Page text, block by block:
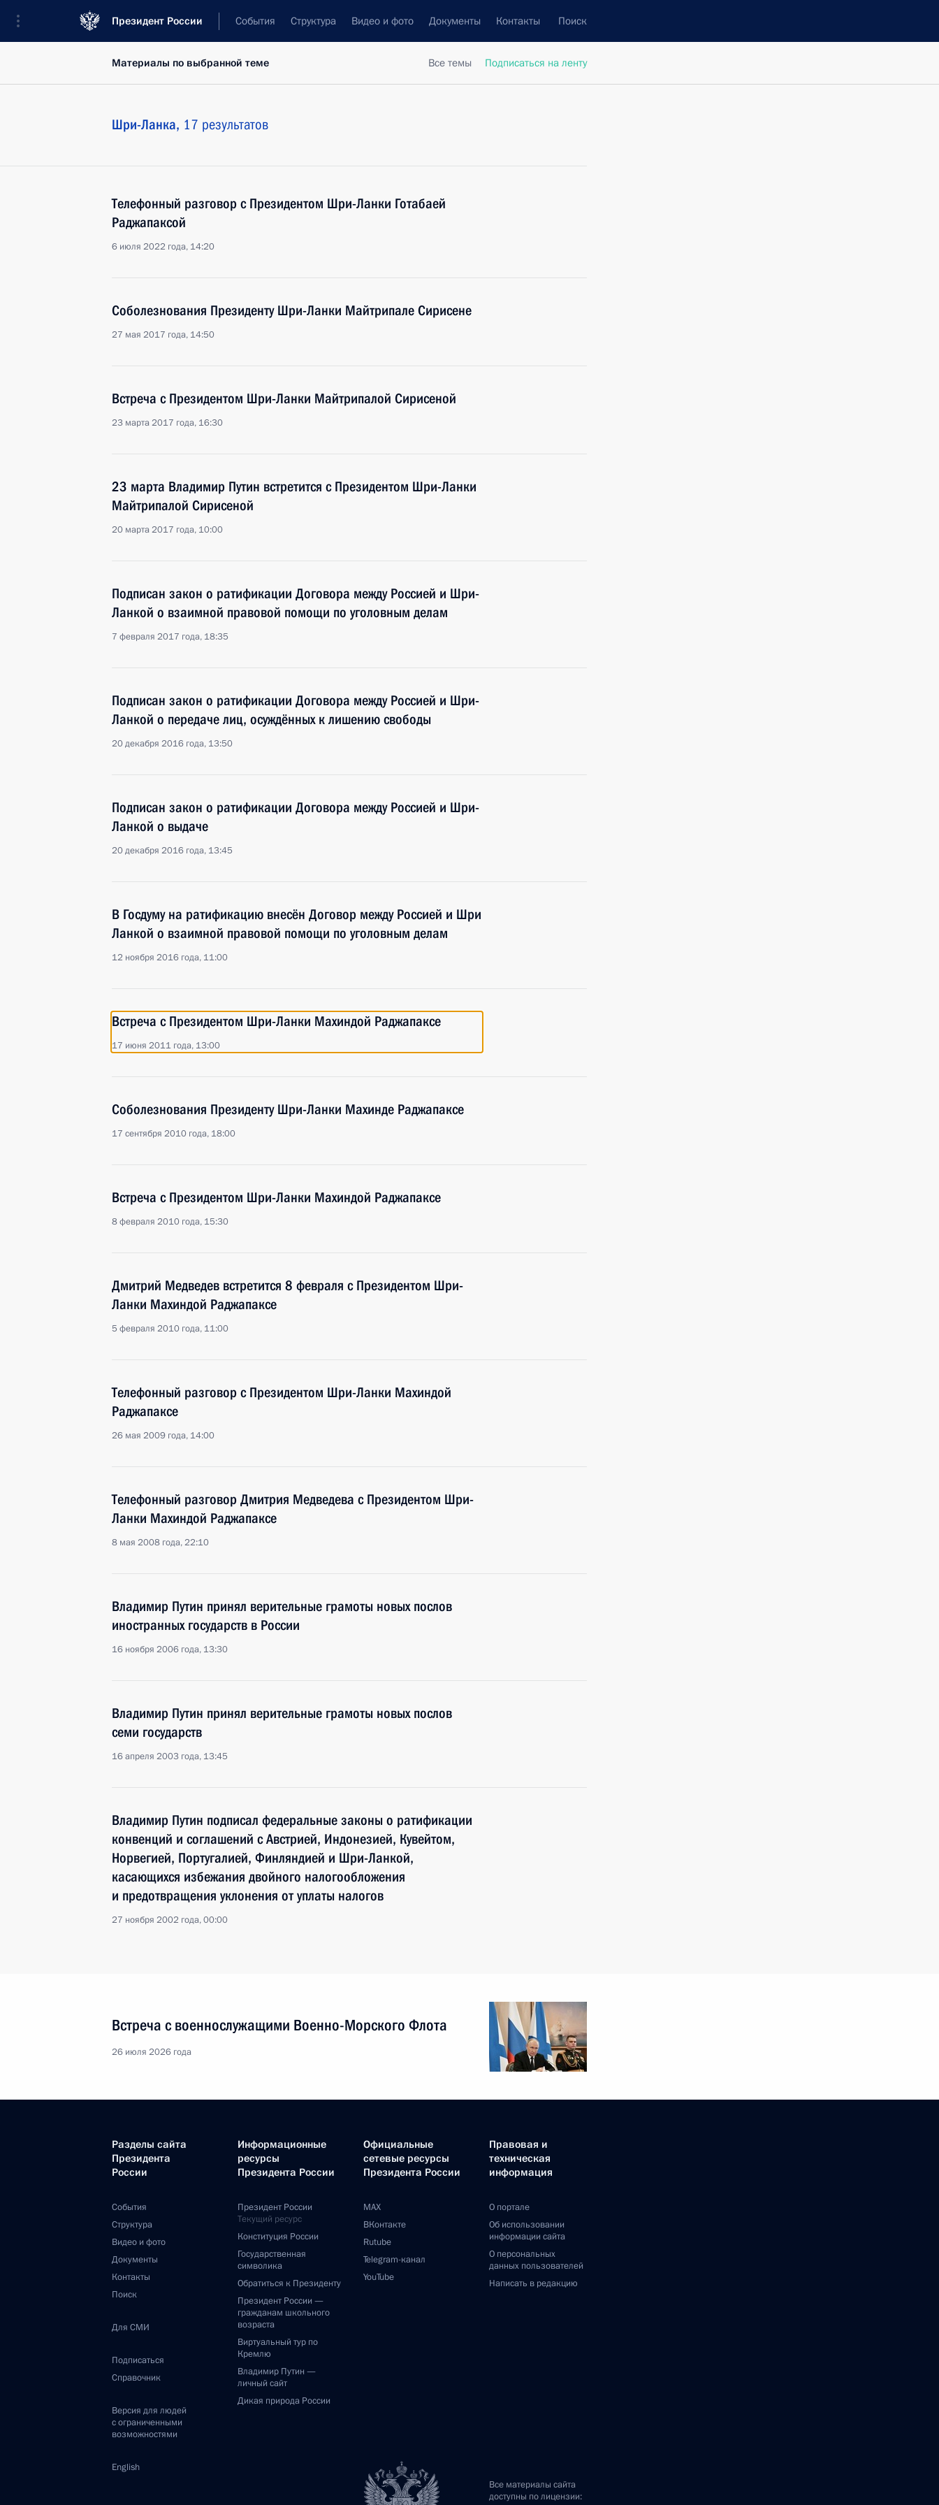
Президент России События Структура Видео и фото Документы Контакты Поиск
Все темы Подписаться на ленту
Материалы по выбранной теме
Шри-Ланка, 17 результатов
Телефонный разговор с Президентом Шри-Ланки Готабаей
Раджапаксой
6 июля 2022 года, 14:20
Соболезнования Президенту Шри-Ланки Майтрипале Сирисене
27 мая 2017 года, 14:50
Встреча с Президентом Шри-Ланки Майтрипалой Сирисеной
23 марта 2017 года, 16:30
23 марта Владимир Путин встретится с Президентом Шри-Ланки
Майтрипалой Сирисеной
20 марта 2017 года, 10:00
Подписан закон о ратификации Договора между Россией и Шри-
Ланкой о взаимной правовой помощи по уголовным делам
7 февраля 2017 года, 18:35
Подписан закон о ратификации Договора между Россией и Шри-
Ланкой о передаче лиц, осуждённых к лишению свободы
20 декабря 2016 года, 13:50
Подписан закон о ратификации Договора между Россией и Шри-
Ланкой о выдаче
20 декабря 2016 года, 13:45
В Госдуму на ратификацию внесён Договор между Россией и Шри
Ланкой о взаимной правовой помощи по уголовным делам
12 ноября 2016 года, 11:00
Встреча с Президентом Шри-Ланки Махиндой Раджапаксе
17 июня 2011 года, 13:00
Соболезнования Президенту Шри-Ланки Махинде Раджапаксе
17 сентября 2010 года, 18:00
Встреча с Президентом Шри-Ланки Махиндой Раджапаксе
8 февраля 2010 года, 15:30
Дмитрий Медведев встретится 8 февраля с Президентом Шри-
Ланки Махиндой Раджапаксе
5 февраля 2010 года, 11:00
Телефонный разговор с Президентом Шри-Ланки Махиндой
Раджапаксе
26 мая 2009 года, 14:00
Телефонный разговор Дмитрия Медведева с Президентом Шри-
Ланки Махиндой Раджапаксе
8 мая 2008 года, 22:10
Владимир Путин принял верительные грамоты новых послов
иностранных государств в России
16 ноября 2006 года, 13:30
Владимир Путин принял верительные грамоты новых послов
семи государств
16 апреля 2003 года, 13:45
Владимир Путин подписал федеральные законы о ратификации
конвенций и соглашений с Австрией, Индонезией, Кувейтом,
Норвегией, Португалией, Финляндией и Шри-Ланкой,
касающихся избежания двойного налогообложения
и предотвращения уклонения от уплаты налогов
27 ноября 2002 года, 00:00
Встреча с военнослужащими Военно-Морского Флота
26 июля 2026 года
Разделы сайта
Президента
России
События
Структура
Видео и фото
Документы
Контакты
Поиск
Для СМИ
Подписаться
Справочник
Версия для людей
с ограниченными
возможностями
English
Информационные
ресурсы
Президента России
Президент России
Текущий ресурс
Конституция России
Государственная
символика
Обратиться к Президенту
Президент России —
гражданам школьного
возраста
Виртуальный тур по
Кремлю
Владимир Путин —
личный сайт
Дикая природа России
Официальные
сетевые ресурсы
Президента России
MAX
ВКонтакте
Rutube
Telegram-канал
YouTube
Правовая и
техническая
информация
О портале
Об использовании
информации сайта
О персональных
данных пользователей
Написать в редакцию
Все материалы сайта
доступны по лицензии: